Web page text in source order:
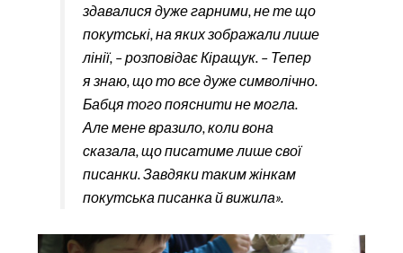
здавалися дуже гарними, не те що
покутські, на яких зображали лише
лінії, – розповідає Кіращук. – Тепер
я знаю, що то все дуже символічно.
Бабця того пояснити не могла.
Але мене вразило, коли вона
сказала, що писатиме лише свої
писанки. Завдяки таким жінкам
покутська писанка й вижила».